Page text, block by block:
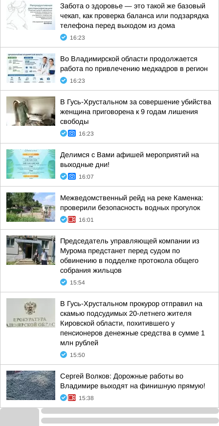
Забота о здоровье — это такой же базовый
чекап, как проверка баланса или подзарядка
телефона перед выходом из дома
16:23
Во Владимирской области продолжается
работа по привлечению медкадров в регион
16:23
В Гусь-Хрустальном за совершение убийства
женщина приговорена к 9 годам лишения
свободы
16:23
Делимся с Вами афишей мероприятий на
выходные дни!
16:07
Межведомственный рейд на реке Каменка:
проверили безопасность водных прогулок
16:01
Председатель управляющей компании из
Мурома предстанет перед судом по
обвинению в подделке протокола общего
собрания жильцов
15:54
В Гусь-Хрустальном прокурор отправил на
скамью подсудимых 20-летнего жителя
Кировской области, похитившего у
пенсионеров денежные средства в сумме 1
млн рублей
15:50
Сергей Волков: Дорожные работы во
Владимире выходят на финишную прямую!
15:38